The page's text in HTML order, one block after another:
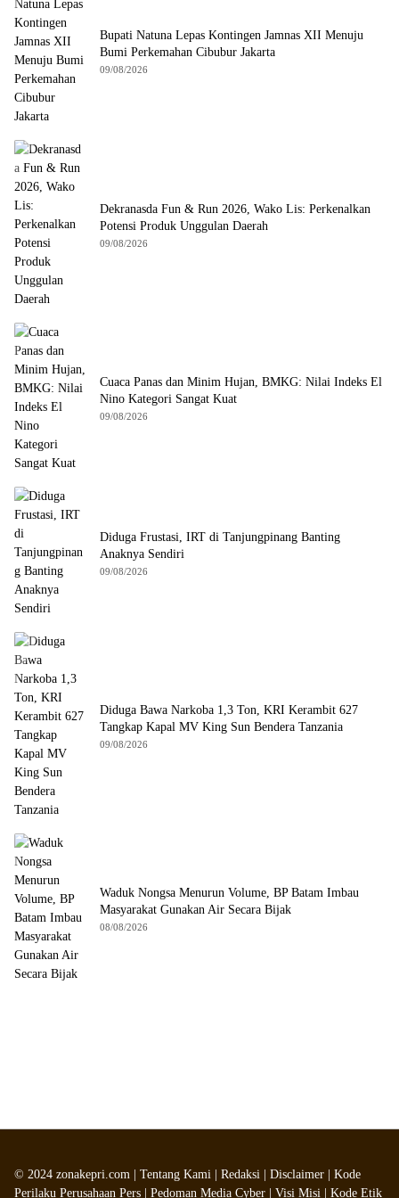
Bupati Natuna Lepas Kontingen Jamnas XII Menuju
Bumi Perkemahan Cibubur Jakarta
09/08/2026
Dekranasda Fun & Run 2026, Wako Lis: Perkenalkan
Potensi Produk Unggulan Daerah
09/08/2026
Cuaca Panas dan Minim Hujan, BMKG: Nilai Indeks El
Nino Kategori Sangat Kuat
09/08/2026
Diduga Frustasi, IRT di Tanjungpinang Banting
Anaknya Sendiri
09/08/2026
Diduga Bawa Narkoba 1,3 Ton, KRI Kerambit 627
Tangkap Kapal MV King Sun Bendera Tanzania
09/08/2026
Waduk Nongsa Menurun Volume, BP Batam Imbau
Masyarakat Gunakan Air Secara Bijak
08/08/2026
© 2024 zonakepri.com | Tentang Kami Redaksi Disclaimer
Kode
Perilaku Perusahaan Pers
Pedoman Media Cyber Visi Misi Kode Etik